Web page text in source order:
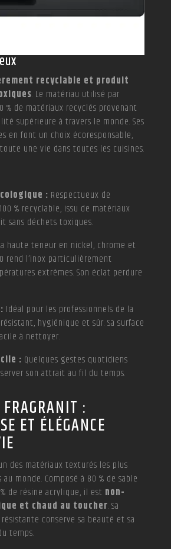
recyclable et produit
. Le matériau utilisé par
% de matériaux recyclés provenant
supérieure à travers le monde. Ses
en font un choix écoresponsable,
une vie dans toutes les cuisines.
: Respectueux de
% recyclable, issu de matériaux
sans déchets toxiques.
haute teneur en nickel, chrome et
rend l’inox particulièrement
extrêmes. Son éclat perdure
Idéal pour les professionnels de la
hygiénique et sûr. Sa surface
à nettoyer.
: Quelques gestes quotidiens
son attrait au fil du temps.
:
ET ÉLÉGANCE
des matériaux texturés les plus
monde. Composé à 80 % de sable
de résine acrylique, il est non-
et chaud au toucher. Sa
conserve sa beauté et sa
temps.